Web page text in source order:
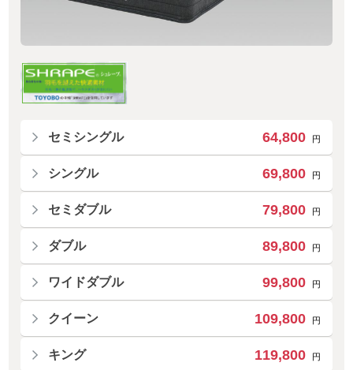
セミシングル 64,800 円
シングル 69,800 円
セミダブル 79,800 円
ダブル 89,800 円
ワイドダブル 99,800 円
クイーン 109,800 円
キング 119,800 円